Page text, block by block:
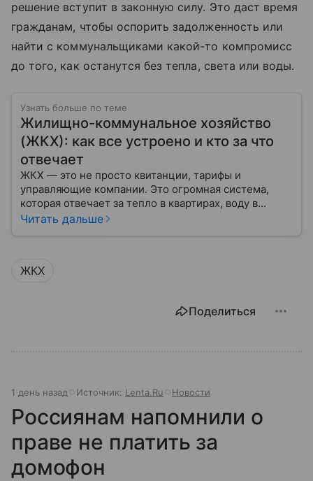
решение вступит в законную силу. Это даст время
гражданам, чтобы оспорить задолженность или
найти с коммунальщиками какой-то компромисс
до того, как останутся без тепла, света или воды.
Узнать больше по теме
Жилищно-коммунальное хозяйство
(ЖКХ): как все устроено и кто за что
отвечает
ЖКХ — это не просто квитанции, тарифы и
управляющие компании. Это огромная система,
которая отвечает за тепло в квартирах, воду в
кране, освещение улиц и чистоту во дворах.
Читать дальше
ЖКХ
Поделиться
1 день назад Источник: Lenta.Ru Новости
Россиянам напомнили о
праве не платить за
домофон